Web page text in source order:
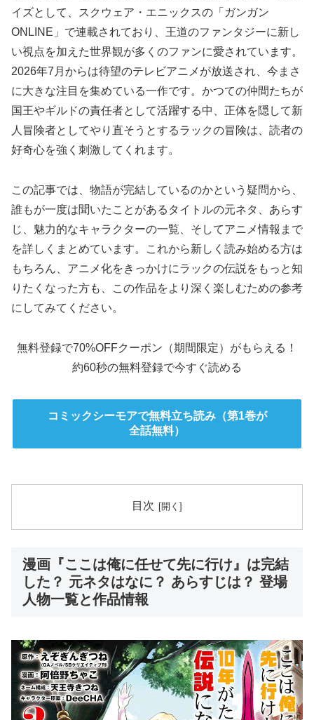
イズとして、スクウェア・エニックスの「ガンガン
ONLINE」で連載されており、王道のファンタジーに新し
い視点を加えた世界観が多くのファンに愛されています。
2026年7月からは待望のテレビアニメが放送され、今まさ
に大きな注目を集めている一作です。かつての仲間たちが
国王やギルドの責任者として活躍する中、正体を隠して新
人冒険者としてやり直そうとするラックの冒険は、読者の
好奇心を強く刺激してくれます。
この記事では、物語が完結しているのかという疑問から、
誰もが一度は聞いたことがあるタイトルの元ネタ、あらす
じ、魅力的なキャラクターの一覧、そしてアニメ情報まで
を詳しくまとめています。これから新しく読み始める方は
もちろん、アニメ化をきっかけにラックの伝説をもっと知
りたくなった方も、この作品をより深く楽しむための参考
にしてみてください。
無料登録で70%OFFクーポン（期間限定）がもらえる！
約60秒の無料登録で今すぐ読める
コミックシーモアで無料立ち読み（第1巻が
全話無料）
目次
漫画『ここは俺に任せて先に行け』は完結
した？ 元ネタはなに？ あらすじは？ 登場
人物一覧と作品情報